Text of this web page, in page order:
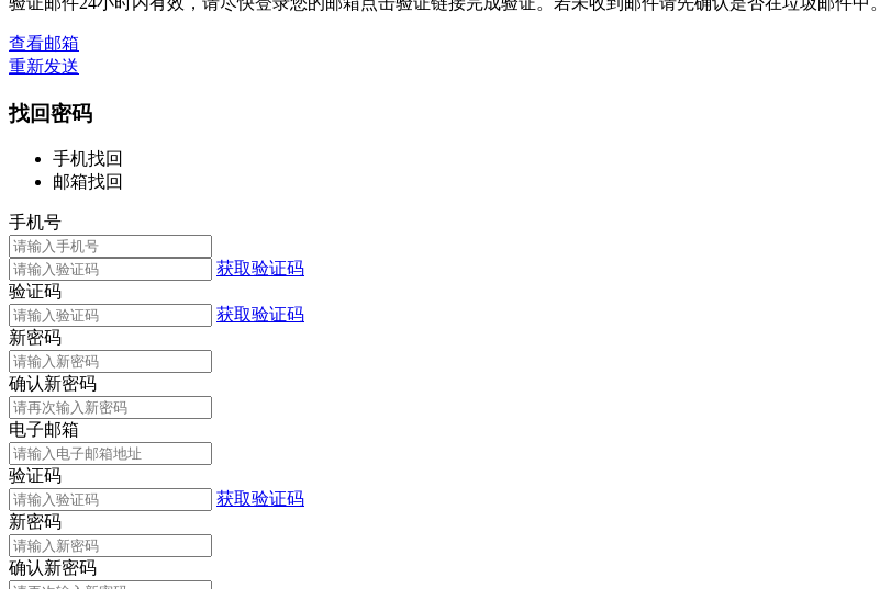
查看邮箱
重新发送
找回密码
手机找回
邮箱找回
手机号
获取验证码
验证码
获取验证码
新密码
确认新密码
电子邮箱
验证码
获取验证码
新密码
确认新密码